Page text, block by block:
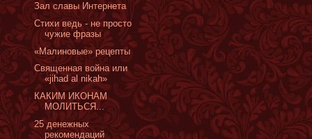
Зал славы Интернета
Стихи ведь - не просто
чужие фразы
«Малиновые» рецепты
Священная война или
«jihad al nikah»
КАКИМ ИКОНАМ
МОЛИТЬСЯ...
25 денежных
рекомендаций